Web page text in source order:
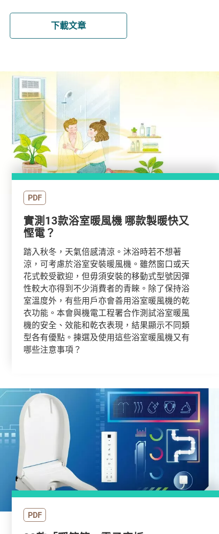
下載文章
PDF
實測13款浴室暖風機 哪款製暖快又
慳電？
踏入秋冬，天氣倍感清涼。沐浴時若不想著
涼，可考慮於浴室安裝暖風機。雖然窗口或天
花式較受歡迎，但毋須安裝的移動式型號因彈
性較大亦得到不少消費者的青睞。除了保持浴
室溫度外，有些用戶亦會善用浴室暖風機的乾
衣功能。本會與機電工程署合作測試浴室暖風
機的安全、效能和乾衣表現，結果顯示不同類
型各有優點。揀選及使用這些浴室暖風機又有
哪些注意事項？
PDF